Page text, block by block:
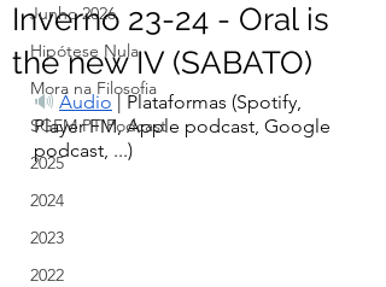
Junho 2026
Hipótese Nula
Mora na Filosofia
SGEM PT Podcast
2025
2024
2023
2022
Inverno 23-24 - Oral is
the new IV (SABATO)
🔊 Áudio | Plataformas (Spotify,
Player FM, Apple podcast, Google
podcast, ...)